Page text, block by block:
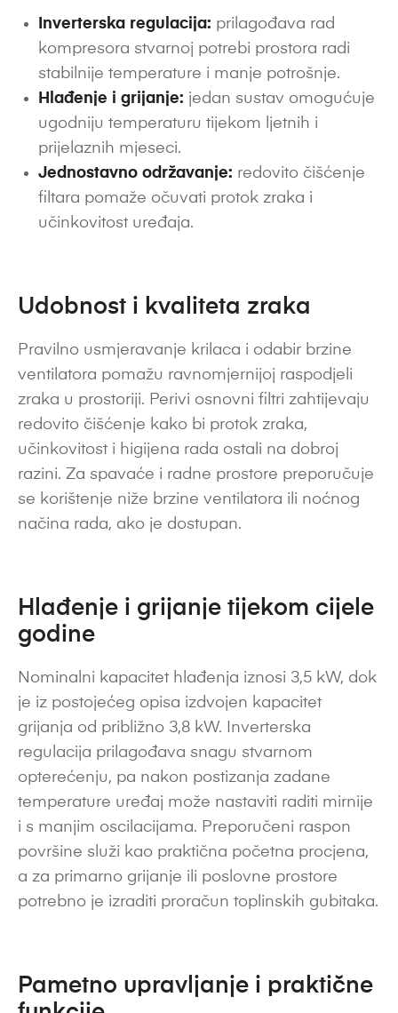
Inverterska regulacija: prilagođava rad
kompresora stvarnoj potrebi prostora radi
stabilnije temperature i manje potrošnje.
Hlađenje i grijanje: jedan sustav omogućuje
ugodniju temperaturu tijekom ljetnih i
prijelaznih mjeseci.
Jednostavno održavanje: redovito čišćenje
filtara pomaže očuvati protok zraka i
učinkovitost uređaja.
Udobnost i kvaliteta zraka
Pravilno usmjeravanje krilaca i odabir brzine
ventilatora pomažu ravnomjernijoj raspodjeli
zraka u prostoriji. Perivi osnovni filtri zahtijevaju
redovito čišćenje kako bi protok zraka,
učinkovitost i higijena rada ostali na dobroj
razini. Za spavaće i radne prostore preporučuje
se korištenje niže brzine ventilatora ili noćnog
načina rada, ako je dostupan.
Hlađenje i grijanje tijekom cijele
godine
Nominalni kapacitet hlađenja iznosi 3,5 kW, dok
je iz postojećeg opisa izdvojen kapacitet
grijanja od približno 3,8 kW. Inverterska
regulacija prilagođava snagu stvarnom
opterećenju, pa nakon postizanja zadane
temperature uređaj može nastaviti raditi mirnije
i s manjim oscilacijama. Preporučeni raspon
površine služi kao praktična početna procjena,
a za primarno grijanje ili poslovne prostore
potrebno je izraditi proračun toplinskih gubitaka.
Pametno upravljanje i praktične